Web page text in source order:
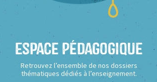
Espace Pédagogique
Retrouvez l’ensemble de nos dossiers
thématiques dédiés à l’enseignement.